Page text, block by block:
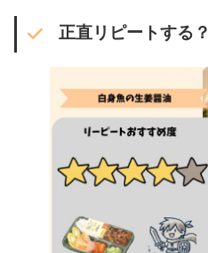
正直リピートする？